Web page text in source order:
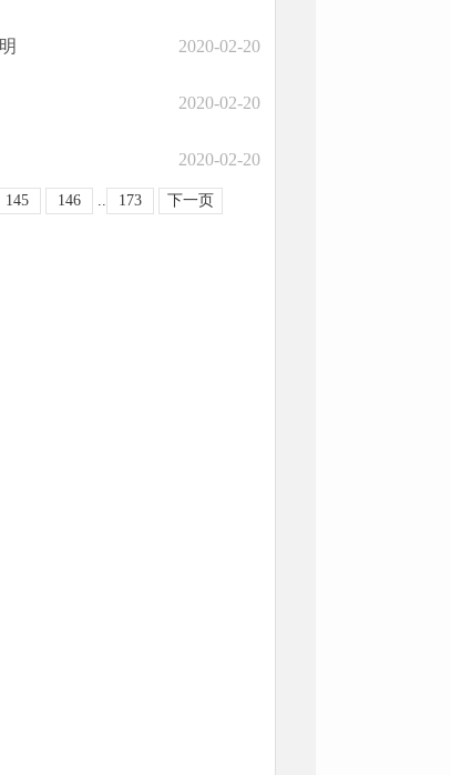
2020-02-20
2020-02-20
2020-02-20
145 146 .. 173 下一页